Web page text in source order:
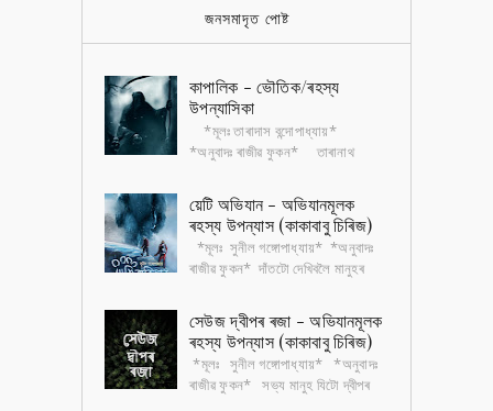
জনসমাদৃত পোষ্ট
কাপালিক - ভৌতিক/ৰহস্য
উপন্যাসিকা
*মূলঃ তাৰাদাস বন্দোপাধ্যায়*
*অনুবাদঃ ৰাজীৱ ফুকন* তাৰানাথ
চৰিত্ৰ। এই চৰিত্ৰটোৰ ওপৰত এখন ভৌতিক...
য়েটি অভিযান - অভিযানমূলক
ৰহস্য উপন্যাস (কাকাবাবু চিৰিজ)
*মূলঃ সুনীল গঙ্গোপাধ্যায়* *অনুবাদঃ
ৰাজীৱ ফুকন* দাঁতটো দেখিবলৈ মানুহৰ
ডাঙৰ। খুৰাদেউৰ মতে সেই দাঁতৰ গ...সেউজ দ্বীপৰ ৰজা - অভিযানমূলক
ৰহস্য উপন্যাস (কাকাবাবু চিৰিজ)
*মূলঃ সুনীল গঙ্গোপাধ্যায়* *অনুবাদঃ
ৰাজীৱ ফুকন* সভ্য মানুহ যিটো দ্বীপৰ